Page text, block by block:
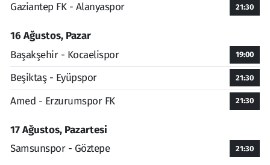
Gaziantep FK - Alanyaspor 21:30
16 Ağustos, Pazar
Başakşehir - Kocaelispor
19:00
Beşiktaş - Eyüpspor 21:30
Amed - Erzurumspor FK 21:30
17 Ağustos, Pazartesi
Samsunspor - Göztepe
21:30